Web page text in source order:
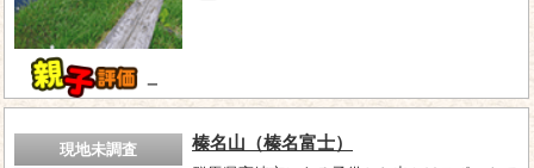
－
現地未調査 榛名山（榛名富士）